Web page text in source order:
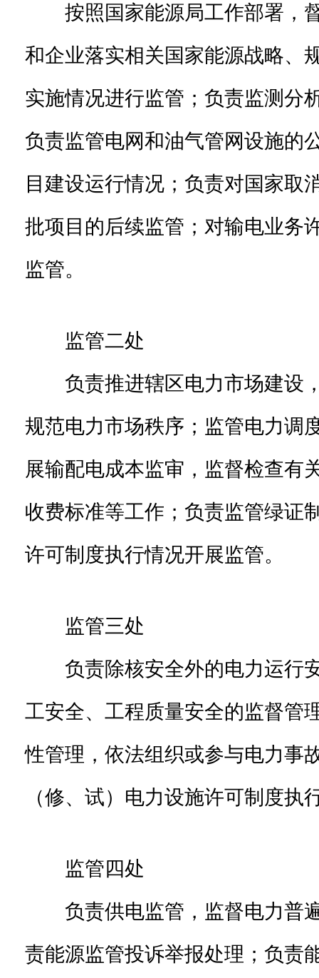
按照国家能源局工作部署，
和企业落实相关国家能源战略、
实施情况进行监管；负责监测分
负责监管电网和油气管网设施的
目建设运行情况；负责对国家取
批项目的后续监管；对输电业务
监管。
监管二处
负责推进辖区电力市场建设
规范电力市场秩序；监管电力调
展输配电成本监审，监督检查有
收费标准等工作；负责监管绿证
许可制度执行情况开展监管。
监管三处
负责除核安全外的电力运行
工安全、工程质量安全的监督管
性管理，依法组织或参与电力事
（修、试）电力设施许可制度执
监管四处
负责供电监管，监督电力普
责能源监管投诉举报处理；负责